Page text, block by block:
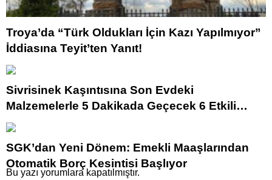
Troya’da “Türk Oldukları İçin Kazı Yapılmıyor”
İddiasına Teyit’ten Yanıt!
Sivrisinek Kaşıntısına Son Evdeki
Malzemelerle 5 Dakikada Geçecek 6 Etkili
Çözüm
SGK’dan Yeni Dönem: Emekli Maaşlarından
Otomatik Borç Kesintisi Başlıyor
Bu yazı yorumlara kapatılmıştır.